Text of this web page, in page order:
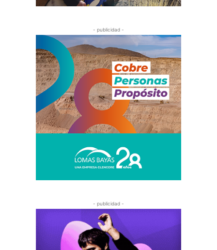
- publicidad -
- publicidad -